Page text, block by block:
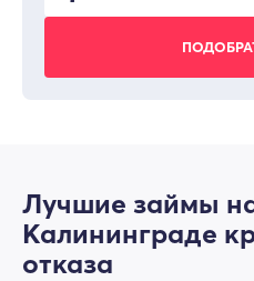
Лучшие займы
Калининграде
отказа